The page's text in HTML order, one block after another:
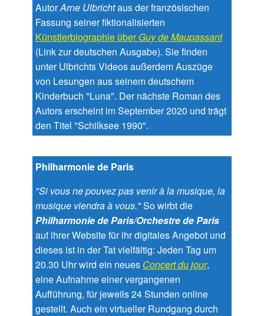
AutorArne Ulbrichtaus der französischen
Fassung seiner fiktionalisierten
Künstlerbiographie überGuy de Maupassant
(Link zur deutschen Ausgabe). Sie finden
unter Ulbrichts Videos außerdem Auszüge
von Lesungen aus seinem deutschem
Kinderbuch "Luna". Der nächste Roman des
Autors erscheint im September 2020 und trägt
den Titel "Schilksee 1990".
Philharmonie de Paris
"Si vous ne pouvez pas venir à la musique, la
musique viendra à vous."So wirbt die
Philharmonie de Paris/Orchestre de Paris
auf ihrer Website für ihr digitales Angebot und
dieses ist in der Tat vielfältig: Jeden Tag um
20.30 Uhr wird ein neues Concert du jour,
eine Aufnahme einer vergangenen
Aufführung, für jeweils 24 Stunden online
gestellt. Auch ein virtueller Rundgang durch